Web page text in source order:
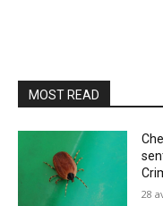
MOST READ
28